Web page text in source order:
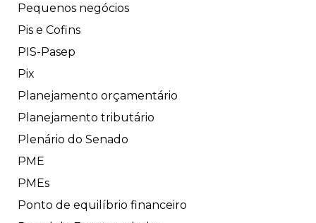
Pequenos negócios
Pis e Cofins
PIS-Pasep
Pix
Planejamento orçamentário
Planejamento tributário
Plenário do Senado
PME
PMEs
Ponto de equilíbrio financeiro